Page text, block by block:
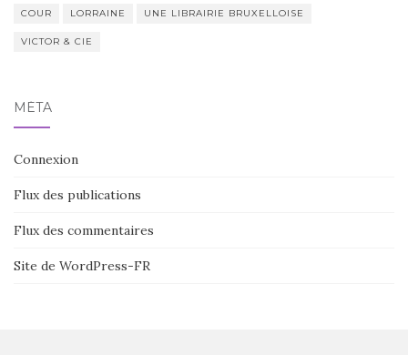
COUR LORRAINE UNE LIBRAIRIE BRUXELLOISE
VICTOR & CIE
MÉTA
Connexion
Flux des publications
Flux des commentaires
Site de WordPress-FR